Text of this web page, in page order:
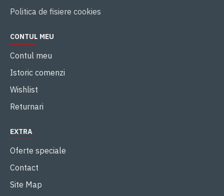
Politica de fisiere cookies
CONTUL MEU
Contul meu
Istoric comenzi
Wishlist
Returnari
EXTRA
Oferte speciale
Contact
Site Map